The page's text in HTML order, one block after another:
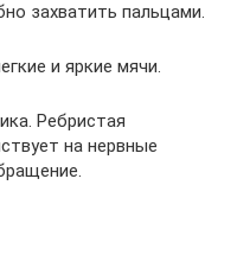
захватить пальцами.
и яркие мячи.
Ребристая
на нервные